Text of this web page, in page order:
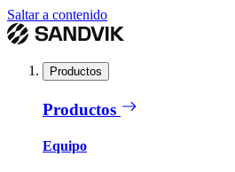
Saltar a contenido
Productos
Productos
Equipo